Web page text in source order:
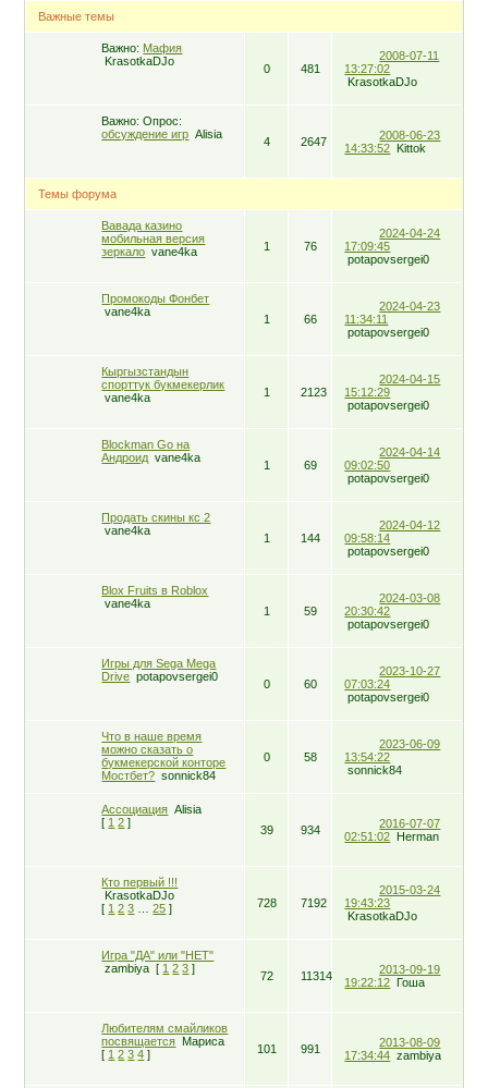
Важные темы
Важно: Мафия
KrasotkaDJo
0 481
2008-07-11
13:27:02
KrasotkaDJo
Важно: Опрос:
обсуждение игр Alisia
4 2647
2008-06-23
14:33:52 Kittok
Темы форума
Вавада казино
мобильная версия
зеркало vane4ka 1 76
2024-04-24
17:09:45
potapovsergei0
Промокоды Фонбет
vane4ka
1 66
2024-04-23
11:34:11
potapovsergei0
Кыргызстандын
спорттук букмекерлик
vane4ka
1 2123
2024-04-15
15:12:29
potapovsergei0
Blockman Go на
Андроид vane4ka
1 69
2024-04-14
09:02:50
potapovsergei0
Продать скины кс 2
vane4ka
1 144
2024-04-12
09:58:14
potapovsergei0
Blox Fruits в Roblox
vane4ka
1 59
2024-03-08
20:30:42
potapovsergei0
Игры для Sega Mega
Drive potapovsergei0
0 60
2023-10-27
07:03:24
potapovsergei0
Что в наше время
можно сказать о
букмекерской конторе
Мостбет? sonnick84
0 58
2023-06-09
13:54:22
sonnick84
Ассоциация Alisia
[ 1 2 ]
39 934
2016-07-07
02:51:02 Herman
Кто первый !!!
KrasotkaDJo
[ 1 2 3 25 ] 728 7192
2015-03-24
19:43:23
KrasotkaDJo
Игра "ДА" или "НЕТ"
zambiya [ 1 2 3 ]
72 11314
2013-09-19
19:22:12 Гоша
Любителям смайликов
посвящается Мариса
[ 1 2 3 4 ] 101 991
2013-08-09
17:34:44 zambiya